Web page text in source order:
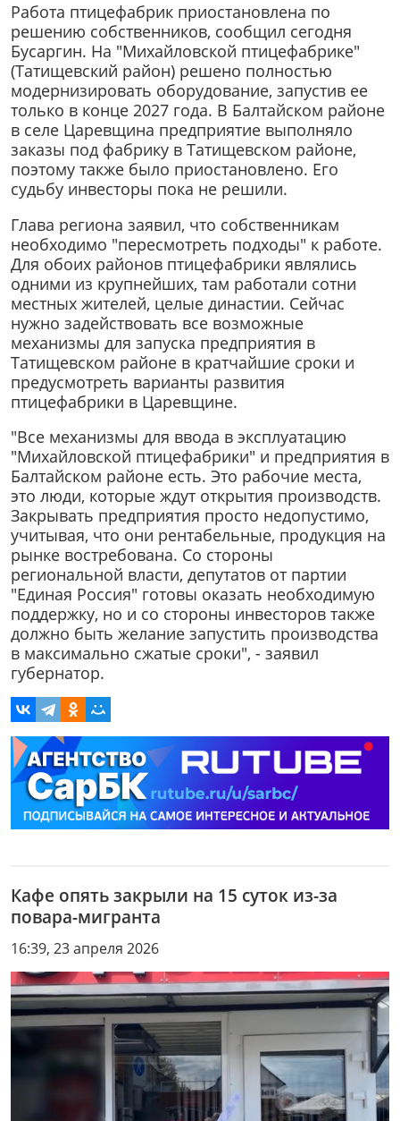
Работа птицефабрик приостановлена по
решению собственников, сообщил сегодня
Бусаргин. На "Михайловской птицефабрике"
(Татищевский район) решено полностью
модернизировать оборудование, запустив ее
только в конце 2027 года. В Балтайском районе
в селе Царевщина предприятие выполняло
заказы под фабрику в Татищевском районе,
поэтому также было приостановлено. Его
судьбу инвесторы пока не решили.
Глава региона заявил, что собственникам
необходимо "пересмотреть подходы" к работе.
Для обоих районов птицефабрики являлись
одними из крупнейших, там работали сотни
местных жителей, целые династии. Сейчас
нужно задействовать все возможные
механизмы для запуска предприятия в
Татищевском районе в кратчайшие сроки и
предусмотреть варианты развития
птицефабрики в Царевщине.
"Все механизмы для ввода в эксплуатацию
"Михайловской птицефабрики" и предприятия в
Балтайском районе есть. Это рабочие места,
это люди, которые ждут открытия производств.
Закрывать предприятия просто недопустимо,
учитывая, что они рентабельные, продукция на
рынке востребована. Со стороны
региональной власти, депутатов от партии
"Единая Россия" готовы оказать необходимую
поддержку, но и со стороны инвесторов также
должно быть желание запустить производства
в максимально сжатые сроки", - заявил
губернатор.
Кафе опять закрыли на 15 суток из-за
повара-мигранта
16:39, 23 апреля 2026